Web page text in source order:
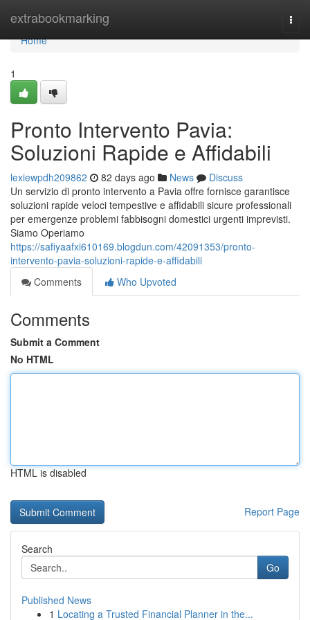
extrabookmarking
Home
Home
1
Pronto Intervento Pavia:
Soluzioni Rapide e Affidabili
lexiewpdh209862 82 days ago News
Discuss
Un servizio di pronto intervento a Pavia offre fornisce garantisce
soluzioni rapide veloci tempestive e affidabili sicure professionali
per emergenze problemi fabbisogni domestici urgenti imprevisti.
Siamo Operiamo
https://safiyaafxi610169.blogdun.com/42091353/pronto-
intervento-pavia-soluzioni-rapide-e-affidabili
Comments
Who Upvoted
Comments
Submit a Comment
No HTML
HTML is disabled
Report Page
Search
Go
Published News
1 Locating a Trusted Financial Planner in the...